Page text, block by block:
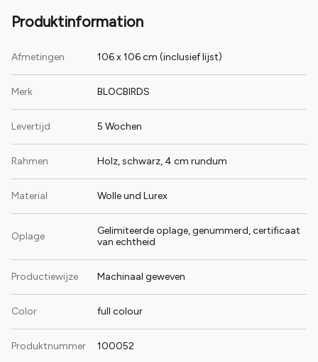
Produktinformation
Afmetingen 106 x 106 cm (inclusief lijst)
Merk BLOCBIRDS
Levertijd 5 Wochen
Rahmen Holz, schwarz, 4 cm rundum
Material Wolle und Lurex
Oplage
Gelimiteerde oplage, genummerd, certificaat
van echtheid
Productiewijze Machinaal geweven
Color full colour
Produktnummer 100052